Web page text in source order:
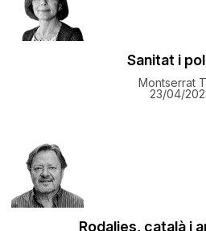
Sanitat i
Montserrat
23/04/
Rodalies, català i